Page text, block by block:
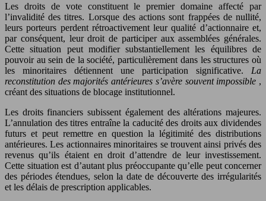
Les droits de vote constituent le premier domaine affecté par
l’invalidité des titres. Lorsque des actions sont frappées de nullité,
leurs porteurs perdent rétroactivement leur qualité d’actionnaire et,
par conséquent, leur droit de participer aux assemblées générales.
Cette situation peut modifier substantiellement les équilibres de
pouvoir au sein de la société, particulièrement dans les structures où
les minoritaires détiennent une participation significative. La
reconstitution des majorités antérieures s’avère souvent impossible ,
créant des situations de blocage institutionnel.
Les droits financiers subissent également des altérations majeures.
L’annulation des titres entraîne la caducité des droits aux dividendes
futurs et peut remettre en question la légitimité des distributions
antérieures. Les actionnaires minoritaires se trouvent ainsi privés des
revenus qu’ils étaient en droit d’attendre de leur investissement.
Cette situation est d’autant plus préoccupante qu’elle peut concerner
des périodes étendues, selon la date de découverte des irrégularités
et les délais de prescription applicables.